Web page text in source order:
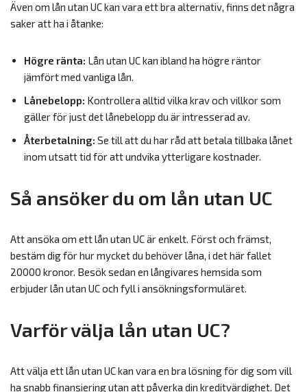
Även om lån utan UC kan vara ett bra alternativ, finns det några
saker att ha i åtanke:
Högre ränta: Lån utan UC kan ibland ha högre räntor
jämfört med vanliga lån.
Lånebelopp: Kontrollera alltid vilka krav och villkor som
gäller för just det lånebelopp du är intresserad av.
Återbetalning: Se till att du har råd att betala tillbaka lånet
inom utsatt tid för att undvika ytterligare kostnader.
Så ansöker du om lån utan UC
Att ansöka om ett lån utan UC är enkelt. Först och främst,
bestäm dig för hur mycket du behöver låna, i det här fallet
20000 kronor. Besök sedan en långivares hemsida som
erbjuder lån utan UC och fyll i ansökningsformuläret.
Varför välja lån utan UC?
Att välja ett lån utan UC kan vara en bra lösning för dig som vill
ha snabb finansiering utan att påverka din kreditvärdighet. Det